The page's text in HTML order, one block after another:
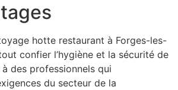
hotte restaurant à Forges-les-
confier l’hygiène et la sécurité de
des professionnels qui
du secteur de la